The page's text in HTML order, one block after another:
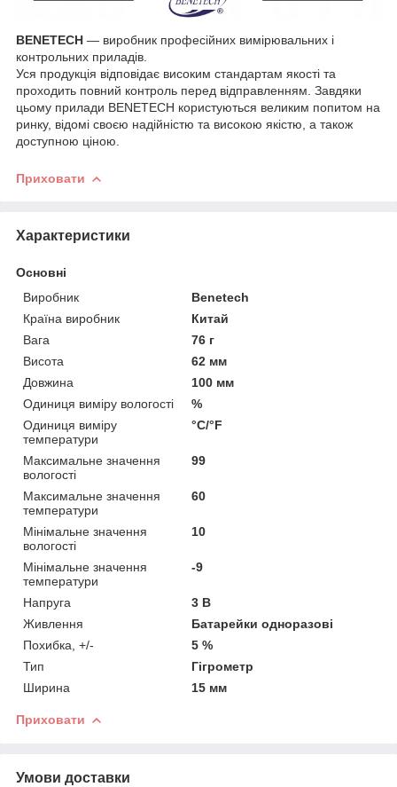
BENETECH — виробник професійних вимірювальних і
контрольних приладів.
Уся продукція відповідає високим стандартам якості та
проходить повний контроль перед відправленням. Завдяки
цьому прилади BENETECH користуються великим попитом на
ринку, відомі своєю надійністю та високою якістю, а також
доступною ціною.
Приховати
Характеристики
Основні
Виробник
Benetech
Країна виробник
Китай
Вага
76 г
Висота
62 мм
Довжина
100 мм
Одиниця виміру вологості
%
Одиниця виміру
температури
°С/°F
Максимальне значення
вологості
99
Максимальне значення
температури
60
Мінімальне значення
вологості
10
Мінімальне значення
температури
-9
Напруга
3 В
Живлення
Батарейки одноразові
Похибка, +/-
5 %
Тип
Гігрометр
Ширина
15 мм
Приховати
Умови доставки